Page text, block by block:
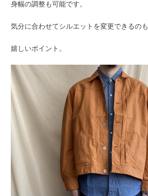
身幅の調整も可能です。
気分に合わせてシルエットを変更できるのも
嬉しいポイント。